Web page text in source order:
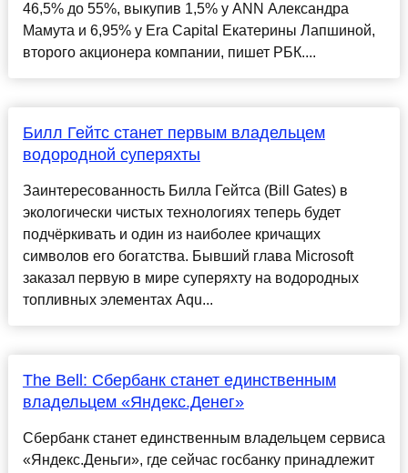
46,5% до 55%, выкупив 1,5% у ANN Александра
Мамута и 6,95% у Era Capital Екатерины Лапшиной,
второго акционера компании, пишет РБК....
Билл Гейтс станет первым владельцем
водородной суперяхты
Заинтересованность Билла Гейтса (Bill Gates) в
экологически чистых технологиях теперь будет
подчёркивать и один из наиболее кричащих
символов его богатства. Бывший глава Microsoft
заказал первую в мире суперяхту на водородных
топливных элементах Aqu...
The Bell: Сбербанк станет единственным
владельцем «Яндекс.Денег»
Сбербанк станет единственным владельцем сервиса
«Яндекс.Деньги», где сейчас госбанку принадлежит